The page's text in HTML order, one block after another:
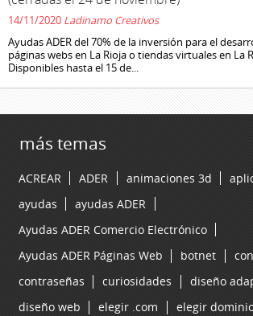
14/11/2020 Ladinamo Creativos
Ayudas ADER del 70% de la inversión para el
páginas webs en La Rioja o tiendas virtuales en La
Disponibles hasta el 15 de...
más temas
ACREAR ADER animaciones 3d
ayudas
ayudas ADER
Ayudas ADER Comercio Electrónico
Ayudas ADER Páginas Web
botnet
contraseñas
curiosidades
diseño
diseño web
elegir .com elegir